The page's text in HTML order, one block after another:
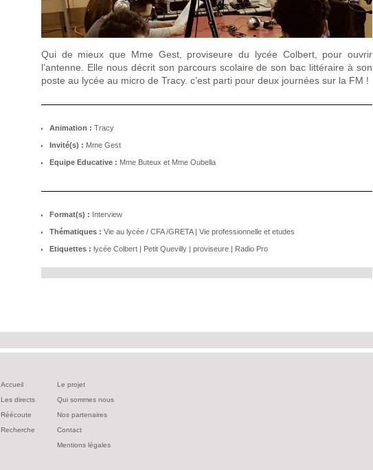
Qui de mieux que Mme Gest, proviseure du lycée Colbert, pour ouvrir
l’antenne. Elle nous décrit son parcours scolaire de son bac littéraire à son
poste au lycée au micro de Tracy. c’est parti pour deux journées sur la FM !
Animation : Tracy
Invité(s) : Mme Gest
Equipe Educative : Mme Buteux et Mme Oubella
Format(s) : Interview
Thématiques : Vie au lycée / CFA /GRETA| Vie professionnelle et etudes
Etiquettes : lycée Colbert | Petit Quevilly | proviseure | Radio Pro
Accueil
Les directs
Réécoute
Recherche
Le projet
Qui sommes nous
Nos partenaires
Contact
Mentions légales